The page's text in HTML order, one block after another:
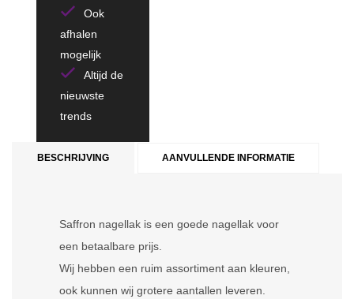
Ook
afhalen
mogelijk
Altijd de
nieuwste
trends
BESCHRIJVING AANVULLENDE INFORMATIE
Saffron nagellak is een goede nagellak voor
een betaalbare prijs.
Wij hebben een ruim assortiment aan kleuren,
ook kunnen wij grotere aantallen leveren.